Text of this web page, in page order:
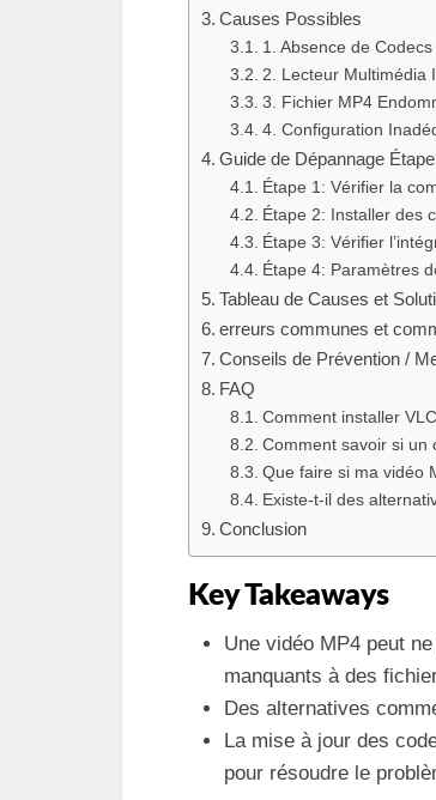
Causes Possibles
1. Absence de Codecs
2. Lecteur Multimédia
3. Fichier MP4
4. Configuration
Guide de Dépannage
Étape 1: Vérifier la
Étape 2: Installer des
Étape 3: Vérifier
Étape 4: Paramètres
Tableau de Causes et
erreurs communes et
Conseils de Prévention /
FAQ
Comment installer
Comment savoir si un
Que faire si ma vidéo
Existe-t-il des
Conclusion
Key Takeaways
Une vidéo MP4 peut
manquants à des
Des alternatives
La mise à jour des
pour résoudre le